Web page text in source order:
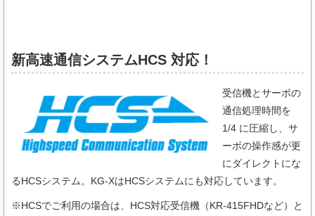
新高速通信システムHCS 対応！
受信機とサーボの
通信処理時間を
1/4 に圧縮し、サ
ーボの操作感が更
にダイレクトにな
るHCSシステム。KG-XはHCSシステムにも対応しています。
※HCSでご利用の場合は、HCS対応受信機（KR-415FHDなど）と